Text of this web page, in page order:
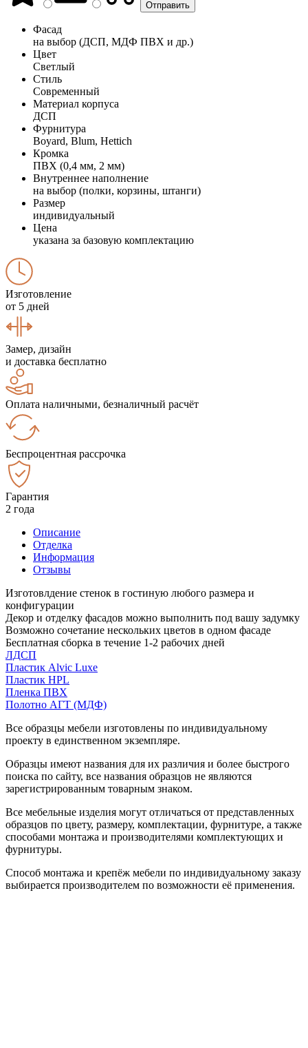
Фасад
на выбор (ДСП, МДФ ПВХ и др.)
Цвет
Светлый
Стиль
Современный
Материал корпуса
ДСП
Фурнитура
Boyard, Blum, Hettich
Кромка
ПВХ (0,4 мм, 2 мм)
Внутреннее наполнение
на выбор (полки, корзины, штанги)
Размер
индивидуальный
Цена
указана за базовую комплектацию
Изготовление
от 5 дней
Замер, дизайн
и доставка бесплатно
Оплата наличными, безналичный расчёт
Беспроцентная рассрочка
Гарантия
2 года
Описание
Отделка
Информация
Отзывы
Изготовлдение стенок в гостиную любого размера и
конфигурации
Декор и отделку фасадов можно выполнить под вашу задумку
Возможно сочетание нескольких цветов в одном фасаде
Бесплатная сборка в течение 1-2 рабочих дней
ЛДСП
Пластик Alvic Luxe
Пластик HPL
Пленка ПВХ
Полотно АГТ (МДФ)
Все образцы мебели изготовлены по индивидуальному
проекту в единственном экземпляре.
Образцы имеют названия для их различия и более быстрого
поиска по сайту, все названия образцов не являются
зарегистрированным товарным знаком.
Все мебельные изделия могут отличаться от представленных
образцов по цвету, размеру, комплектации, фурнитуре, а также
способами монтажа и производителями комплектующих и
фурнитуры.
Способ монтажа и крепёж мебели по индивидуальному заказу
выбирается производителем по возможности её применения.